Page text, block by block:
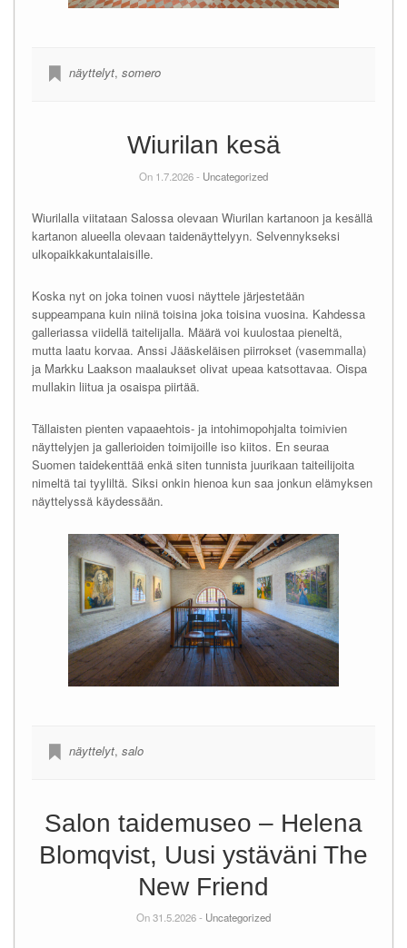
näyttelyt, somero
Wiurilan kesä
On 1.7.2026 - Uncategorized
Wiurilalla viitataan Salossa olevaan Wiurilan kartanoon ja kesällä
kartanon alueella olevaan taidenäyttelyyn. Selvennykseksi
ulkopaikkakuntalaisille.
Koska nyt on joka toinen vuosi näyttele järjestetään
suppeampana kuin niinä toisina joka toisina vuosina. Kahdessa
galleriassa viidellä taitelijalla. Määrä voi kuulostaa pieneltä,
mutta laatu korvaa. Anssi Jääskeläisen piirrokset (vasemmalla)
ja Markku Laakson maalaukset olivat upeaa katsottavaa. Oispa
mullakin liitua ja osaispa piirtää.
Tällaisten pienten vapaaehtois- ja intohimopohjalta toimivien
näyttelyjen ja gallerioiden toimijoille iso kiitos. En seuraa
Suomen taidekenttää enkä siten tunnista juurikaan taiteilijoita
nimeltä tai tyyliltä. Siksi onkin hienoa kun saa jonkun elämyksen
näyttelyssä käydessään.
näyttelyt, salo
Salon taidemuseo – Helena
Blomqvist, Uusi ystäväni The
New Friend
On 31.5.2026 - Uncategorized